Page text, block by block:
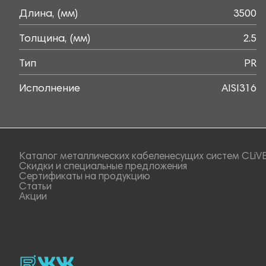
Длина, (мм) 3500
Толщина, (мм) 2.5
Тип PR
Исполнение AISI316
Каталог металлических кабеленесущих систем
Скидки и специальные предложения
Сертификаты на продукцию
Статьи
Акции
rutubevk_video.
Vk.